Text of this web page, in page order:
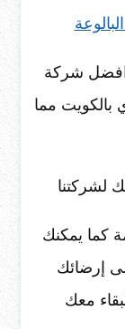
افضل شركة
مما
لشركتنا
كما يمكنك
إرضائك
معك